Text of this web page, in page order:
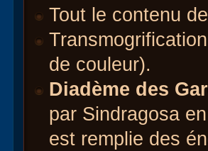
Tout le contenu
de couleur).
Diadème des
par Sindragosa
est remplie des